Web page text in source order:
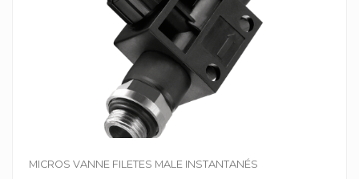
MICROS VANNE FILETES MALE INSTANTANÉS